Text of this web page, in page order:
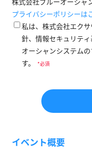
プライバシーポリシーは
私は、株式会社エク
針、情報セキュリテ
オーシャンシステム
す。
*
イベント概要